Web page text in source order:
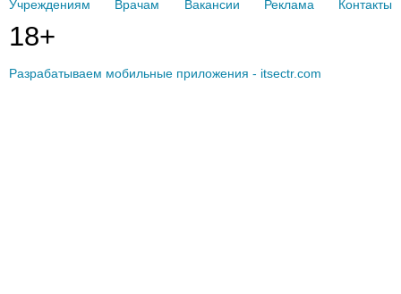
Учреждениям
Врачам Вакансии Реклама Контакты
18+
Разрабатываем мобильные приложения - itsectr.com